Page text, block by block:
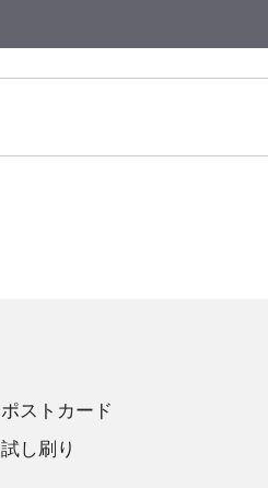
ポストカード
試し刷り